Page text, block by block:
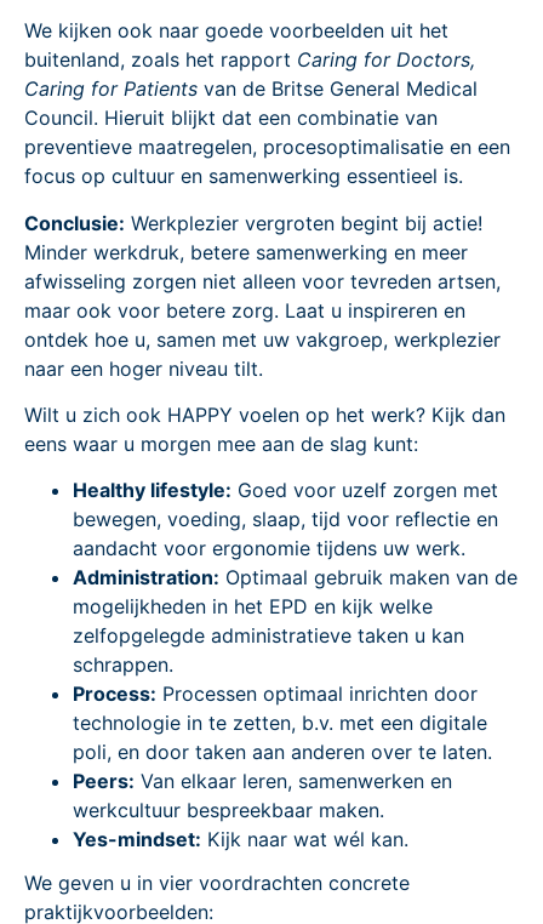
We kijken ook naar goede voorbeelden uit het
buitenland, zoals het rapport Caring for Doctors,
Caring for Patients van de Britse General Medical
Council. Hieruit blijkt dat een combinatie van
preventieve maatregelen, procesoptimalisatie en een
focus op cultuur en samenwerking essentieel is.
Conclusie: Werkplezier vergroten begint bij actie!
Minder werkdruk, betere samenwerking en meer
afwisseling zorgen niet alleen voor tevreden artsen,
maar ook voor betere zorg. Laat u inspireren en
ontdek hoe u, samen met uw vakgroep, werkplezier
naar een hoger niveau tilt.
Wilt u zich ook HAPPY voelen op het werk? Kijk dan
eens waar u morgen mee aan de slag kunt:
Healthy lifestyle: Goed voor uzelf zorgen met
bewegen, voeding, slaap, tijd voor reflectie en
aandacht voor ergonomie tijdens uw werk.
Administration: Optimaal gebruik maken van de
mogelijkheden in het EPD en kijk welke
zelfopgelegde administratieve taken u kan
schrappen.
Process: Processen optimaal inrichten door
technologie in te zetten, b.v. met een digitale
poli, en door taken aan anderen over te laten.
Peers: Van elkaar leren, samenwerken en
werkcultuur bespreekbaar maken.
Yes-mindset: Kijk naar wat wél kan.
We geven u in vier voordrachten concrete
praktijkvoorbeelden: